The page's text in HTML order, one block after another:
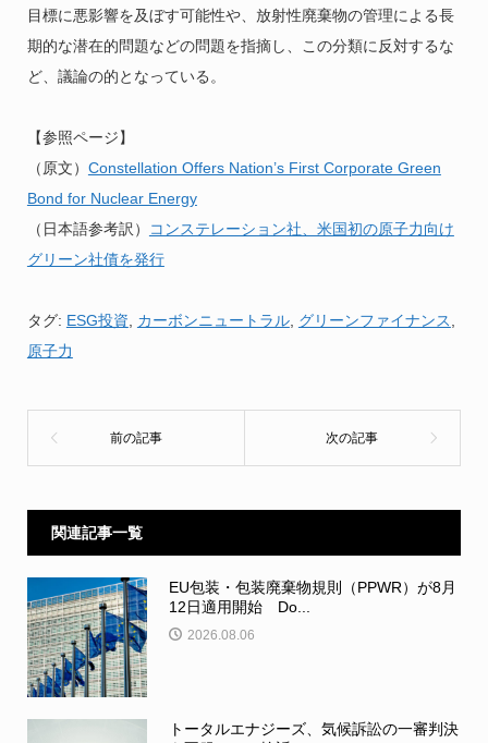
目標に悪影響を及ぼす可能性や、放射性廃棄物の管理による長
期的な潜在的問題などの問題を指摘し、この分類に反対するな
ど、議論の的となっている。
【参照ページ】
（原文） Constellation Offers Nation’s First Corporate Green
Bond for Nuclear Energy
（日本語参考訳）
コンステレーション社、米国初の原子力向け
グリーン社債を発行
タグ: ESG投資 カーボンニュートラル, グリーンファイナンス
原子力
関連記事一覧
EU包装・包装廃棄物規則（PPWR）が8月
12日適用開始 Do...
2026.08.06
トータルエナジーズ、気候訴訟の一審判決